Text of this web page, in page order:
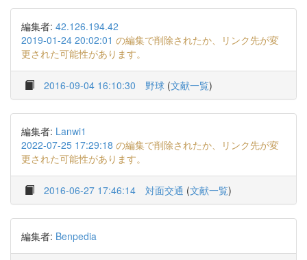
編集者: 42.126.194.42
2019-01-24 20:02:01 の編集で削除されたか、リンク先が変
更された可能性があります。
2016-09-04 16:10:30 野球 (文献一覧)
編集者: Lanwi1
2022-07-25 17:29:18 の編集で削除されたか、リンク先が変
更された可能性があります。
2016-06-27 17:46:14 対面交通 (文献一覧)
編集者: Benpedia